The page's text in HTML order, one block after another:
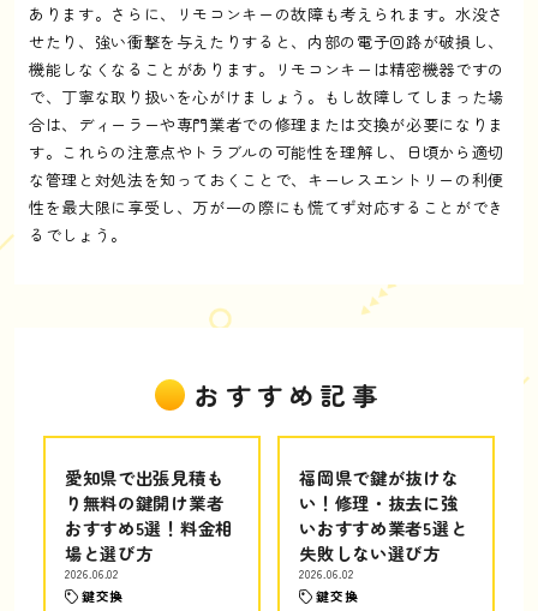
あります。さらに、リモコンキーの故障も考えられます。水没さ
せたり、強い衝撃を与えたりすると、内部の電子回路が破損し、
機能しなくなることがあります。リモコンキーは精密機器ですの
で、丁寧な取り扱いを心がけましょう。もし故障してしまった場
合は、ディーラーや専門業者での修理または交換が必要になりま
す。これらの注意点やトラブルの可能性を理解し、日頃から適切
な管理と対処法を知っておくことで、キーレスエントリーの利便
性を最大限に享受し、万が一の際にも慌てず対応することができ
るでしょう。
おすすめ記事
愛知県で出張見積も
り無料の鍵開け業者
おすすめ5選！料金相
場と選び方
2026.06.02
鍵交換
福岡県で鍵が抜けな
い！修理・抜去に強
いおすすめ業者5選と
失敗しない選び方
2026.06.02
鍵交換